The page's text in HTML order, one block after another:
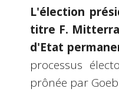
L'élection
titre F.
d'Etat
processus
prônée par